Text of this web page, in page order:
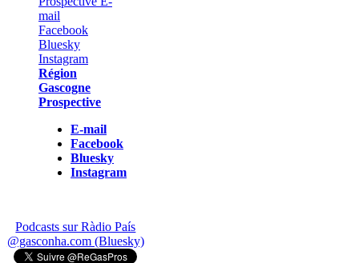
Région
Gascogne
Prospective
E-mail
Facebook
Bluesky
Instagram
Podcasts sur Ràdio País
@gasconha.com (Bluesky)